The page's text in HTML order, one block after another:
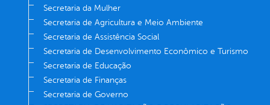
Secretaria da Mulher
Secretaria de Agricultura e Meio Ambiente
Secretaria de Assistência Social
Secretaria de Desenvolvimento Econômico e Turismo
Secretaria de Educação
Secretaria de Finanças
Secretaria de Governo